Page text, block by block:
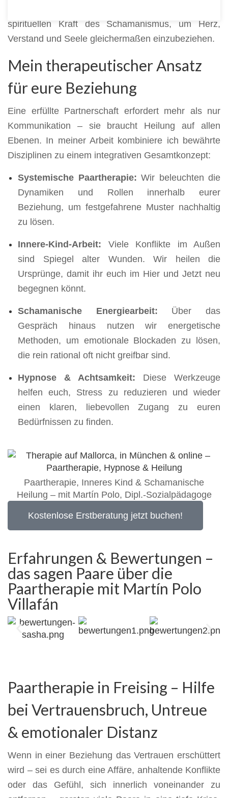
spirituellen Kraft des Schamanismus, um Herz,
Verstand und Seele gleichermaßen einzubeziehen.
Mein therapeutischer Ansatz
für eure Beziehung
Eine erfüllte Partnerschaft erfordert mehr als nur
Kommunikation – sie braucht Heilung auf allen
Ebenen. In meiner Arbeit kombiniere ich bewährte
Disziplinen zu einem integrativen Gesamtkonzept:
Systemische Paartherapie: Wir beleuchten die
Dynamiken und Rollen innerhalb eurer
Beziehung, um festgefahrene Muster nachhaltig
zu lösen.
Innere-Kind-Arbeit: Viele Konflikte im Außen
sind Spiegel alter Wunden. Wir heilen die
Ursprünge, damit ihr euch im Hier und Jetzt neu
begegnen könnt.
Schamanische Energiearbeit: Über das
Gespräch hinaus nutzen wir energetische
Methoden, um emotionale Blockaden zu lösen,
die rein rational oft nicht greifbar sind.
Hypnose & Achtsamkeit: Diese Werkzeuge
helfen euch, Stress zu reduzieren und wieder
einen klaren, liebevollen Zugang zu euren
Bedürfnissen zu finden.
Paartherapie, Inneres Kind & Schamanische
Heilung – mit Martín Polo, Dipl.-Sozialpädagoge
Kostenlose Erstberatung jetzt buchen!
Erfahrungen & Bewertungen –
das sagen Paare über die
Paartherapie mit Martín Polo
Villafán
Paartherapie in Freising – Hilfe
bei Vertrauensbruch, Untreue
& emotionaler Distanz
Wenn in einer Beziehung das Vertrauen erschüttert
wird – sei es durch eine Affäre, anhaltende Konflikte
oder das Gefühl, sich innerlich voneinander zu